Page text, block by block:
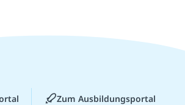
Zum Ausbildungsportal